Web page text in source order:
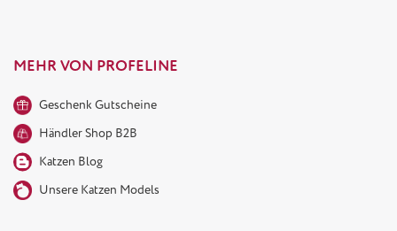
MEHR VON PROFELINE
Geschenk Gutscheine
Händler Shop B2B
Katzen Blog
Unsere Katzen Models